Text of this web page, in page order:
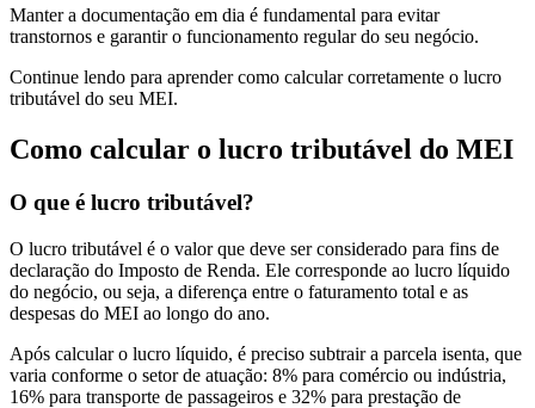
Manter a documentação em dia é fundamental para evitar
transtornos e garantir o funcionamento regular do seu negócio.
Continue lendo para aprender como calcular corretamente o lucro
tributável do seu MEI.
Como calcular o lucro tributável do MEI
O que é lucro tributável?
O lucro tributável é o valor que deve ser considerado para fins de
declaração do Imposto de Renda. Ele corresponde ao lucro líquido
do negócio, ou seja, a diferença entre o faturamento total e as
despesas do MEI ao longo do ano.
Após calcular o lucro líquido, é preciso subtrair a parcela isenta, que
varia conforme o setor de atuação: 8% para comércio ou indústria,
16% para transporte de passageiros e 32% para prestação de